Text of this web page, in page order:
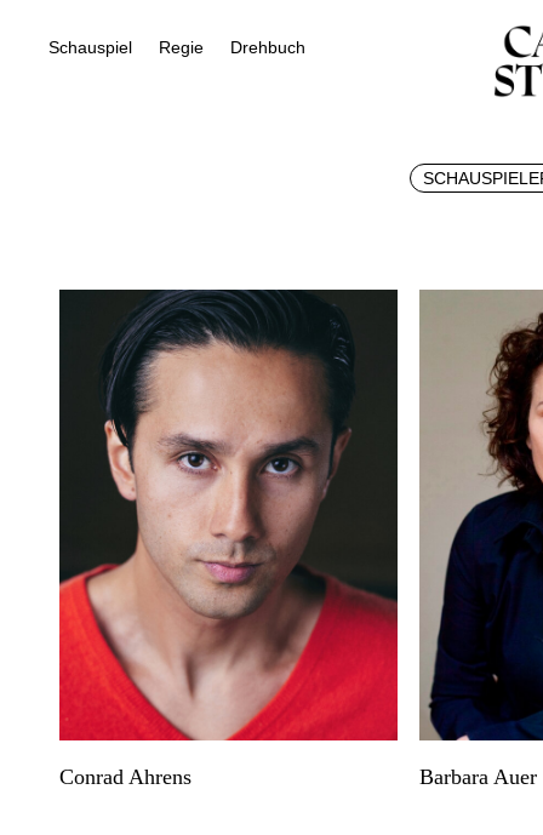
Schauspiel Regie Drehbuch
Conrad Ahrens Barbara Auer